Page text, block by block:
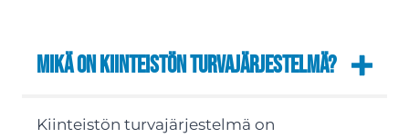
Mikä on kiinteistön turvajärjestelmä?
Kiinteistön turvajärjestelmä on